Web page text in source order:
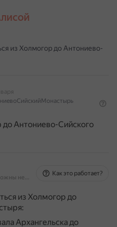
из Холмогор до Антониево-
до Антониево-Сийского
На основе источников, возможны неточности
Как это работает?
из Холмогор до
Архангельска до